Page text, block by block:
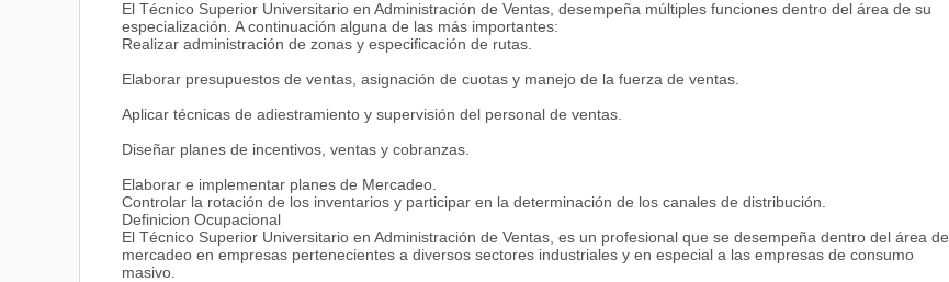
El Técnico Superior Universitario en Administración de Ventas, desempeña múltiples funciones dentro del área de su
especialización. A continuación alguna de las más importantes:
Realizar administración de zonas y especificación de rutas.
Elaborar presupuestos de ventas, asignación de cuotas y manejo de la fuerza de ventas.
Aplicar técnicas de adiestramiento y supervisión del personal de ventas.
Diseñar planes de incentivos, ventas y cobranzas.
Elaborar e implementar planes de Mercadeo.
Controlar la rotación de los inventarios y participar en la determinación de los canales de distribución.
Definicion Ocupacional
El Técnico Superior Universitario en Administración de Ventas, es un profesional que se desempeña dentro del área de
mercadeo en empresas pertenecientes a diversos sectores industriales y en especial a las empresas de consumo
masivo.